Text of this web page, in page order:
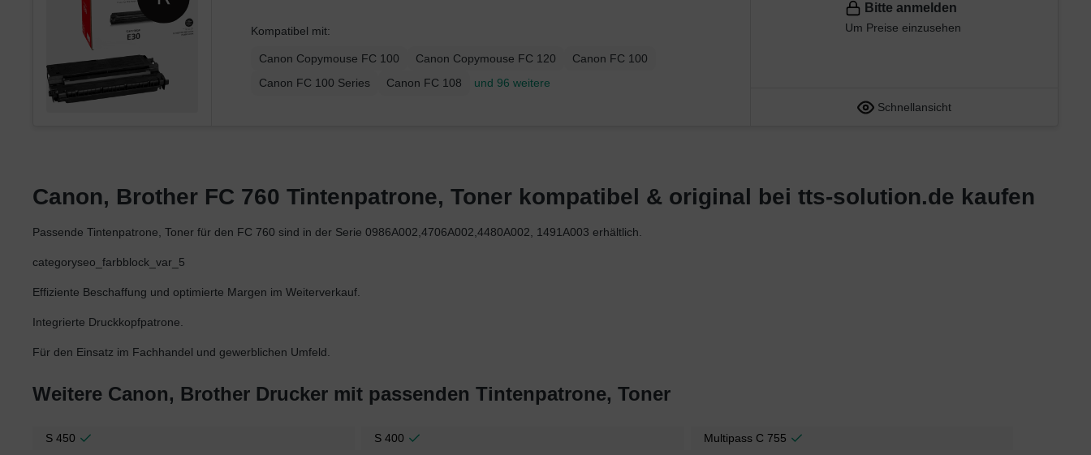
Kompatibel mit:
Canon Copymouse FC 100 Canon Copymouse FC 120
Canon FC 100
Canon FC 100 Series
Canon FC 108 und 96 weitere
Bitte anmelden
Um Preise einzusehen
Schnellansicht
Canon, Brother FC 760 Tintenpatrone, Toner kompatibel & original bei tts-solution.de kaufen
Passende Tintenpatrone, Toner für den FC 760 sind in der Serie 0986A002,4706A002,4480A002, 1491A003 erhältlich.
categoryseo_farbblock_var_5
Effiziente Beschaffung und optimierte Margen im Weiterverkauf.
Integrierte Druckkopfpatrone.
Für den Einsatz im Fachhandel und gewerblichen Umfeld.
Weitere Canon, Brother Drucker mit passenden Tintenpatrone, Toner
S 450 S 400 Multipass C 755